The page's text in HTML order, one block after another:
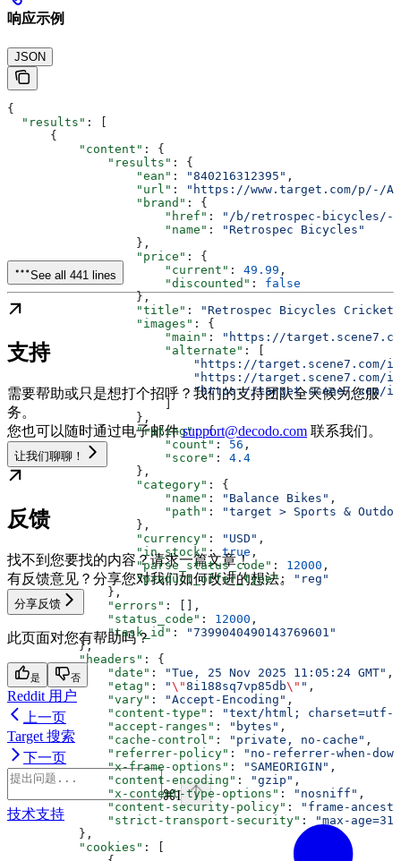
响应示例
JSON
{
  "results"
: [
      {
          "content"
: {
              "results"
: {
                  "ean"
: "840216312395" ,
                  "url"
:
"https://www.target.com/p/-/A-
                  "brand"
: {
                      "href"
:
"/b/retrospec-bicycles/-/
                      "name"
:
"Retrospec Bicycles"
                  },
                  "price"
: {
                      "current"
: 49.99 ,
                      "discounted"
: false
                  },
                  "title"
:
"Retrospec Bicycles Cricket
                  "images"
: {
                      "main"
:
"https://
                      "alternate"
: [
"https://target.scene7.com/
"https://target.scene7.com/
"https://target.scene7.com/
                      ]
                  },
                  "rating"
: {
                      "count"
: 56 ,
                      "score"
: 4.4
                  },
                  "category"
: {
                      "name"
: "Balance Bikes" ,
                      "path"
:
"target > Sports &
                  },
                  "currency"
: "USD" ,
                  "in_stock"
: true ,
                  "parse_status_code"
: 12000 ,
                  "product_offer_type"
:
"reg"
              },
              "errors"
: [],
              "status_code"
: 12000 ,
              "task_id"
:
"7399040490143769601"
          },
          "headers"
: {
              "date"
: "Tue, 25 Nov 2025 11:05:24 GMT" ,
              "etag"
: "\"8i188sq7vp85db\" " ,
              "vary"
: "Accept-Encoding" ,
              "content-type"
:
"text/html; charset=utf-
              "accept-ranges"
: "bytes" ,
              "cache-control"
: "private, no-cache" ,
              "referrer-policy"
:
"no-referrer-when-
              "x-frame-options"
: "SAMEORIGIN" ,
              "content-encoding"
: "gzip" ,
              "x-content-type-options"
: "nosniff" ,
              "content-security-policy"
:
"frame-
              "strict-transport-security"
:
"max-
          },
          "cookies"
: [
See all 441 lines
支持
需要帮助或只是想打个招呼？我们的支持团队全天候为您服
务。
您也可以随时通过电子邮件support@decodo.com 联系我们。
让我们聊聊！
反馈
找不到您要找的内容？请求一篇文章！
有反馈意见？分享您对我们如何改进的想法。
分享反馈
此页面对您有帮助吗？
是 否
Reddit 用户
上一页
Target 搜索
下一页
⌘I
技术支持